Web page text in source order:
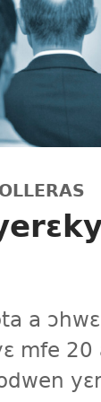
a
mfe 20